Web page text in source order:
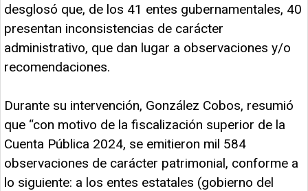
desglosó que, de los 41 entes gubernamentales, 40
presentan inconsistencias de carácter
administrativo, que dan lugar a observaciones y/o
recomendaciones.
Durante su intervención, González Cobos, resumió
que “con motivo de la fiscalización superior de la
Cuenta Pública 2024, se emitieron mil 584
observaciones de carácter patrimonial, conforme a
lo siguiente: a los entes estatales (gobierno del